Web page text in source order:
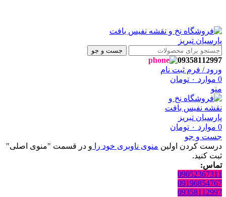
جست و جو
09358112997
ورود / فرم ثبت نام
0 موارد ۰ تومان
منو
0 موارد ۰ تومان
جست و جو
درست کردن اولین منوی ناوبری خود را و در قسمت "منوی اصلی"
ثبت کنید.
تماس:
09052367311
09196854767
09358112997